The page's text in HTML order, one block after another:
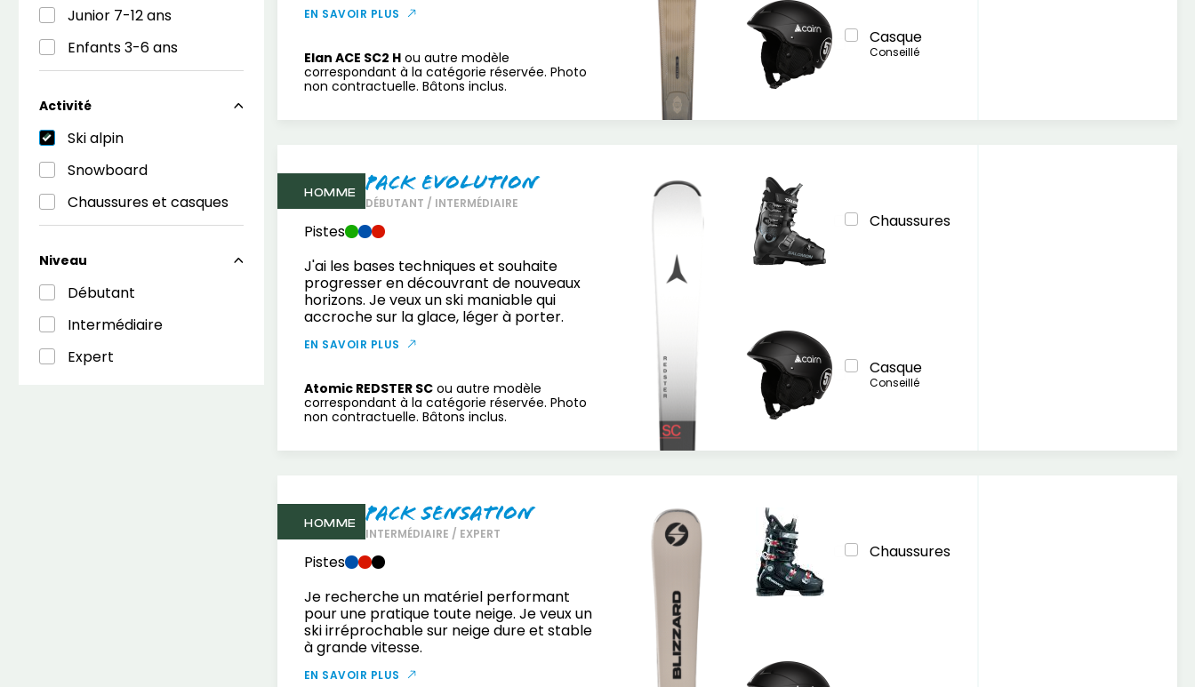
Junior 7-12 ans
Enfants 3-6 ans
Activité
Ski alpin
Snowboard
Chaussures et casques
Niveau
Débutant
Intermédiaire
Expert
EN SAVOIR PLUS
Elan ACE SC2 H ou autre modèle
correspondant à la catégorie réservée. Photo
non contractuelle. Bâtons inclus.
Casque
Conseillé
HOMME Pack Evolution
DÉBUTANT / INTERMÉDIAIRE
Pistes
J'ai les bases techniques et souhaite
progresser en découvrant de nouveaux
horizons. Je veux un ski maniable qui
accroche sur la glace, léger à porter.
EN SAVOIR PLUS
Atomic REDSTER SC ou autre modèle
correspondant à la catégorie réservée. Photo
non contractuelle. Bâtons inclus.
Chaussures
Casque
Conseillé
HOMME Pack Sensation
INTERMÉDIAIRE / EXPERT
Pistes
Je recherche un matériel performant
pour une pratique toute neige. Je veux un
ski irréprochable sur neige dure et stable
à grande vitesse.
EN SAVOIR PLUS
Chaussures